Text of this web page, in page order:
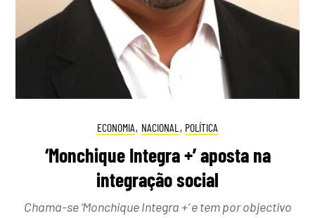
ECONOMIA, NACIONAL , POLÍTICA
‘Monchique Integra +’ aposta na
integração social
Chama-se ‘Monchique Integra +’ e tem por objectivo